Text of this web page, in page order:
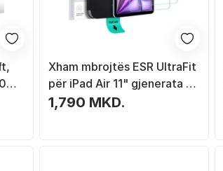
Xham mbrojtës ESR UltraFit
për iPad Air 11" gjenerata 6
7, 2 copë, xham i fortë
1,790 MKD.